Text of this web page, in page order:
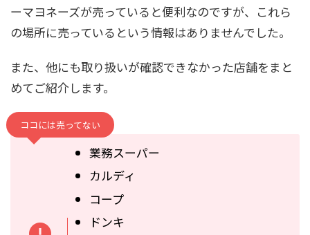
ーマヨネーズが売っていると便利なのですが、これら
の場所に売っているという情報はありませんでした。
また、他にも取り扱いが確認できなかった店舗をまと
めてご紹介します。
ココには売ってない
業務スーパー
カルディ
コープ
ドンキ